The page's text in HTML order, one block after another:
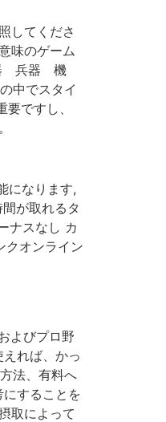
してくださ
味のゲーム
器 兵器 機
中でスタイ
ですし、
になります,
が取れるタ
ナスなし カ
クオンライン
よびプロ野
れば、かっ
法、有料へ
することを
取によって